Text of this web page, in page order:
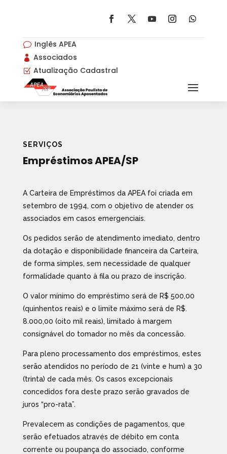
v Inglês APEA
 Associados
Z Atualização Cadastral
SERVIÇOS
Empréstimos APEA/SP
A Carteira de Empréstimos da APEA foi criada em
setembro de 1994, com o objetivo de atender os
associados em casos emergenciais.
Os pedidos serão de atendimento imediato, dentro
da dotação e disponibilidade financeira da Carteira,
de forma simples, sem necessidade de qualquer
formalidade quanto à fila ou prazo de inscrição.
O valor mínimo do empréstimo será de R$ 500,00
(quinhentos reais) e o limite máximo será de R$.
8.000,00 (oito mil reais), limitado à margem
consignável do tomador no mês da concessão.
Para pleno processamento dos empréstimos, estes
serão atendidos no período de 21 (vinte e hum) a 30
(trinta) de cada mês. Os casos excepcionais
concedidos fora deste prazo serão gravados de
juros “pro-rata”.
Prevalecem as condições de pagamentos, que
serão efetuados através de débito em conta
corrente ou poupança do associado, conforme